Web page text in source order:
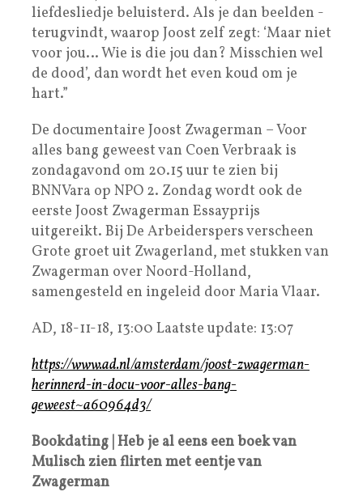
liefdesliedje beluisterd. Als je dan beelden ­
terugvindt, waarop Joost zelf zegt: ‘Maar niet
voor jou… Wie is die jou dan? Misschien wel
de dood’, dan wordt het even koud om je
hart.”
De documentaire Joost Zwagerman – Voor
alles bang geweest van Coen Verbraak is
zondagavond om 20.15 uur te zien bij
BNNVara op NPO 2. Zondag wordt ook de
eerste Joost Zwagerman Essayprijs
uitgereikt. Bij De Arbeiderspers verscheen
Grote groet uit Zwagerland, met stukken van
Zwagerman over Noord-Holland,
samengesteld en ingeleid door Maria Vlaar.
AD, 18-11-18, 13:00 Laatste update: 13:07
https://www.ad.nl/amsterdam/joost-zwagerman-
herinnerd-in-docu-voor-alles-bang-
geweest~a60964d3/
Bookdating | Heb je al eens een boek van
Mulisch zien flirten met eentje van
Zwagerman